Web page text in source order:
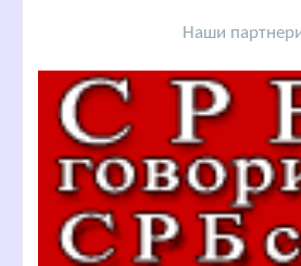
Наши